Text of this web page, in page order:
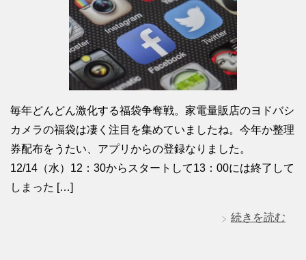
毎年どんどん激化する福袋争奪戦。家電量販店のヨドバシ
カメラの福袋は凄く注目を集めていましたね。今年か整理
券配布をうたい、アプリからの登録なりました。
12/14（水）12：30からスタートして13：00には終了して
しまった […]
続きを読む